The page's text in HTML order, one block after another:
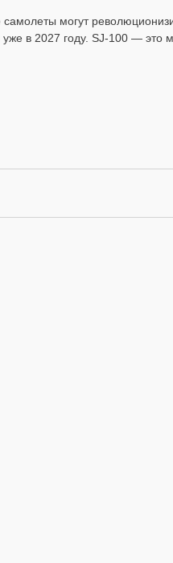
могут
уже в 2027 году. SJ-100 — это